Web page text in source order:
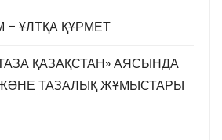
ҰЛТҚА ҚҰРМЕТ
ҚАЗАҚСТАН» АЯСЫНДА
ТАЗАЛЫҚ ЖҰМЫСТАРЫ